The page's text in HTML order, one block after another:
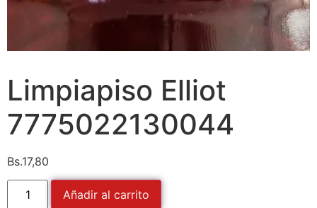
Limpiapiso Elliot
7775022130044
Bs.17,80
Añadir al carrito